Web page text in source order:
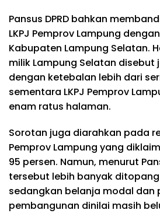
Pansus DPRD bahkan
LKPJ Pemprov Lampung
Kabupaten Lampung Selatan.
milik Lampung Selatan disebut
dengan ketebalan lebih dari
sementara LKPJ Pemprov
enam ratus halaman.
Sorotan juga diarahkan pada
Pemprov Lampung yang
95 persen. Namun, menurut
tersebut lebih banyak
sedangkan belanja modal dan
pembangunan dinilai masih